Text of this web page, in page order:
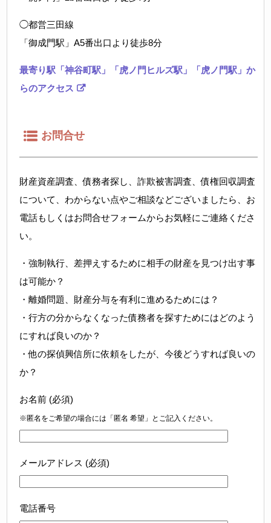
◯都営三田線
「御成門駅」A5番出口より徒歩8分
最寄り駅「神谷町駅」「虎ノ門ヒルズ駅」「虎ノ門駅」か
らのアクセス
お問合せ
財産資産調査、債務者探し、詐欺被害調査、債権回収調査
について、わからない点やご相談などございましたら、お
電話もしくはお問合せフォームからお気軽にご連絡くださ
い。
・強制執行、差押えするために相手の財産を見つけ出す事
は可能か？
・離婚問題、財産分与を有利に進めるためには？
・行方の分からなくなった債務者を探すためにはどのよう
にすれば良いのか？
・他の探偵興信所に依頼をしたが、今後どうすれば良いの
か？
お名前 (必須)
※匿名をご希望の場合には「匿名 希望」とご記入ください。
メールアドレス (必須)
電話番号